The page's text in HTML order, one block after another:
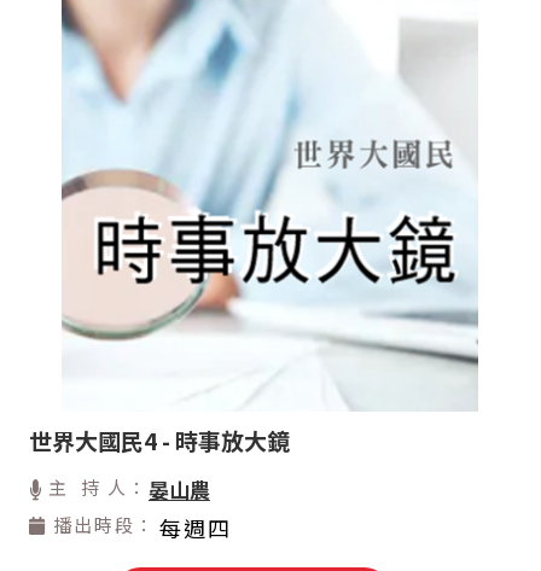
世界大國民4 - 時事放大鏡
主 持 人： 晏山農
播出時段： 每週四